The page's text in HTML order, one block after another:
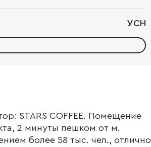
УСН
STARS COFFEE. Помещение
2 минуты пешком от м.
более 58 тыс. чел., отлично